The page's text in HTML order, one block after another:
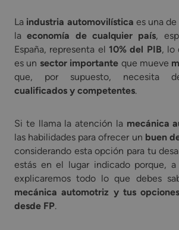
La industria automovilística es una
laeconomía de cualquier país,
España, representa el 10% del PIB, lo
es un sector importante que mueve
que, por supuesto, necesita
cualificados y competentes.
Si te llama la atención la mecánica
las habilidades para ofrecer un buen
considerando esta opción para tu
estás en el lugar indicado porque,
explicaremos todo lo que debes
mecánica automotriz y tus
desde FP.